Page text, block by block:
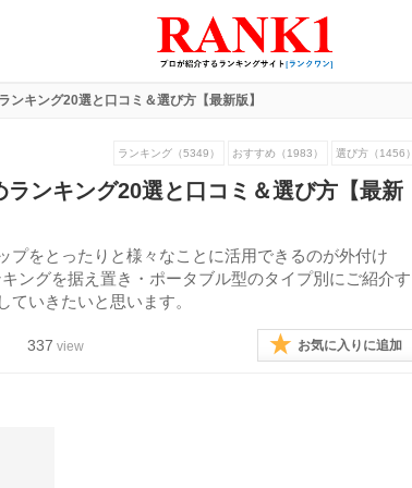
ンキング20選と口コミ＆選び方【最新版】
ランキング（5349） おすすめ（1983） 選び方（1456）
ランキング20選と口コミ＆選び方【最新
プをとったりと様々なことに活用できるのが外付け
ングを据え置き・ポータブル型のタイプ別にご紹介す
いきたいと思います。
337 view お気に入りに追加